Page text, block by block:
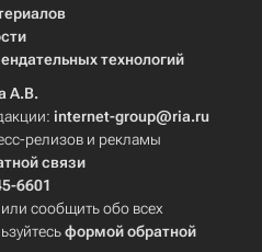
технологий
А.В.
internet-group@ria.ru
релизов и рекламы
связи
6601
сообщить обо всех
формой обратной